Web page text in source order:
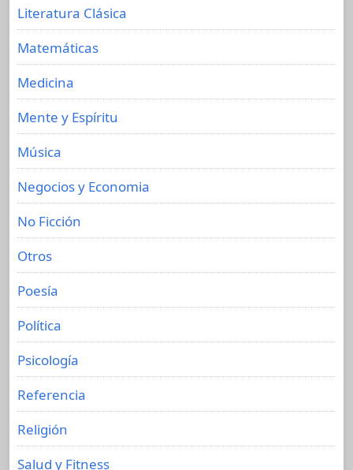
Literatura Clásica
Matemáticas
Medicina
Mente y Espíritu
Música
Negocios y Economia
No Ficción
Otros
Poesía
Política
Psicología
Referencia
Religión
Salud y Fitness